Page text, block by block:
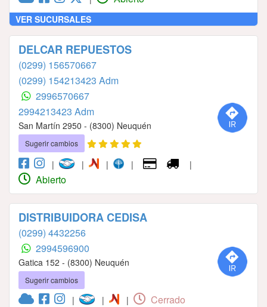
VER SUCURSALES
DELCAR REPUESTOS
(0299) 156570667
(0299) 154213423 Adm
2996570667
2994213423 Adm
San Martín 2950 - (8300) Neuquén
Sugerir cambios
| | | | |
Abierto
DISTRIBUIDORA CEDISA
(0299) 4432256
2994596900
Gatica 152 - (8300) Neuquén
Sugerir cambios
| | | Cerrado